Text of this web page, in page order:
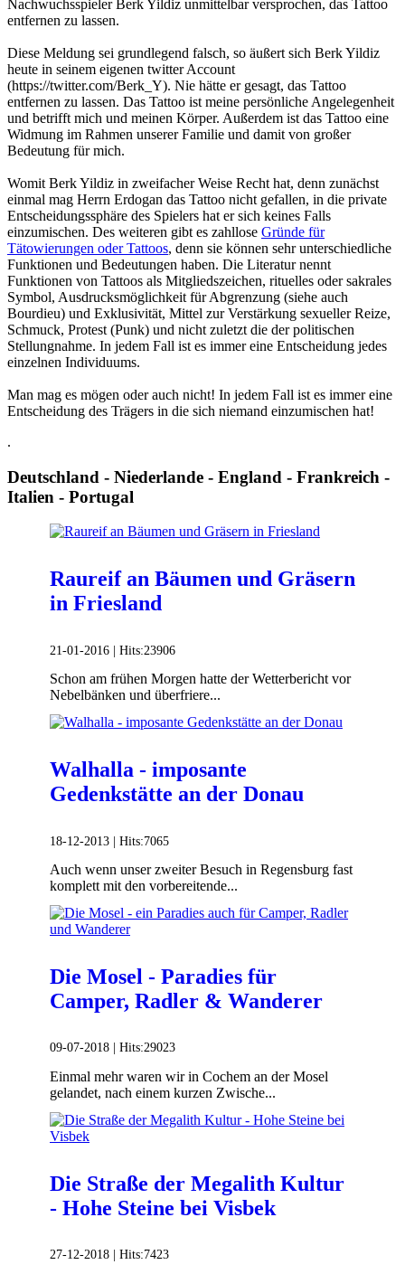
Nachwuchsspieler Berk Yildiz unmittelbar versprochen, das Tattoo
entfernen zu lassen.
Diese Meldung sei grundlegend falsch, so äußert sich Berk Yildiz
heute in seinem eigenen twitter Account
(https://twitter.com/Berk_Y). Nie hätte er gesagt, das Tattoo
entfernen zu lassen. Das Tattoo ist meine persönliche Angelegenheit
und betrifft mich und meinen Körper. Außerdem ist das Tattoo eine
Widmung im Rahmen unserer Familie und damit von großer
Bedeutung für mich.
Womit Berk Yildiz in zweifacher Weise Recht hat, denn zunächst
einmal mag Herrn Erdogan das Tattoo nicht gefallen, in die private
Entscheidungssphäre des Spielers hat er sich keines Falls
einzumischen. Des weiteren gibt es zahllose Gründe für
Tätowierungen oder Tattoos, denn sie können sehr unterschiedliche
Funktionen und Bedeutungen haben. Die Literatur nennt
Funktionen von Tattoos als Mitgliedszeichen, rituelles oder sakrales
Symbol, Ausdrucksmöglichkeit für Abgrenzung (siehe auch
Bourdieu) und Exklusivität, Mittel zur Verstärkung sexueller Reize,
Schmuck, Protest (Punk) und nicht zuletzt die der politischen
Stellungnahme. In jedem Fall ist es immer eine Entscheidung jedes
einzelnen Individuums.
Man mag es mögen oder auch nicht! In jedem Fall ist es immer eine
Entscheidung des Trägers in die sich niemand einzumischen hat!
.
Deutschland - Niederlande - England - Frankreich -
Italien - Portugal
Raureif an Bäumen und Gräsern
in Friesland
21-01-2016 | Hits:23906
Schon am frühen Morgen hatte der Wetterbericht vor
Nebelbänken und überfriere...
Walhalla - imposante
Gedenkstätte an der Donau
18-12-2013 | Hits:7065
Auch wenn unser zweiter Besuch in Regensburg fast
komplett mit den vorbereitende...
Die Mosel - Paradies für
Camper, Radler & Wanderer
09-07-2018 | Hits:29023
Einmal mehr waren wir in Cochem an der Mosel
gelandet, nach einem kurzen Zwische...
Die Straße der Megalith Kultur
- Hohe Steine bei Visbek
27-12-2018 | Hits:7423